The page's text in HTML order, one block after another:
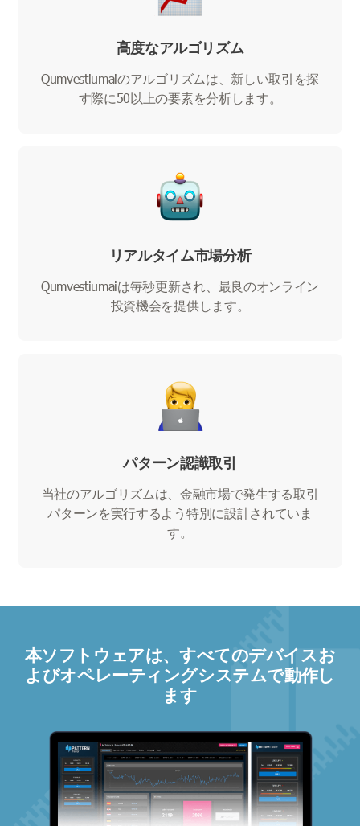
高度なアルゴリズム
Qumvestiumaiのアルゴリズムは、新しい取引を探
す際に50以上の要素を分析します。
リアルタイム市場分析
Qumvestiumaiは毎秒更新され、最良のオンライン
投資機会を提供します。
パターン認識取引
当社のアルゴリズムは、金融市場で発生する取引
パターンを実行するよう特別に設計されていま
す。
本ソフトウェアは、すべてのデバイスお
よびオペレーティングシステムで動作し
ます